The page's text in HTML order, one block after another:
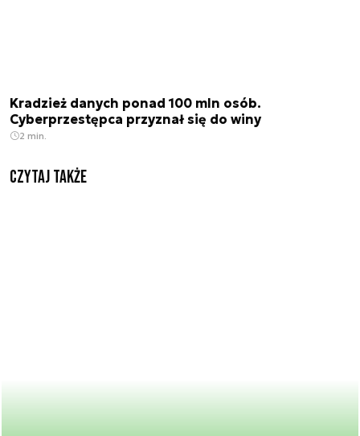
Kradzież danych ponad 100 mln osób.
Cyberprzestępca przyznał się do winy
2 min.
Czytaj także